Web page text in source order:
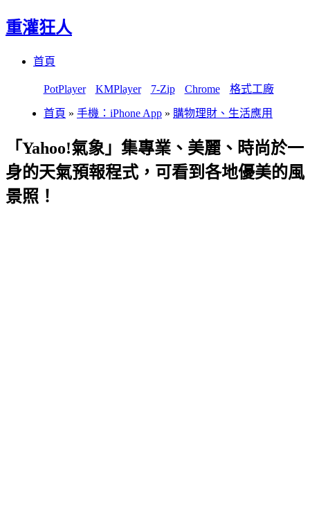
重灌狂人
首頁
PotPlayer KMPlayer 7-Zip Chrome 格式工廠
首頁 » 手機：iPhone App » 購物理財、生活應用
「Yahoo!氣象」集專業、美麗、時尚於一
身的天氣預報程式，可看到各地優美的風
景照！